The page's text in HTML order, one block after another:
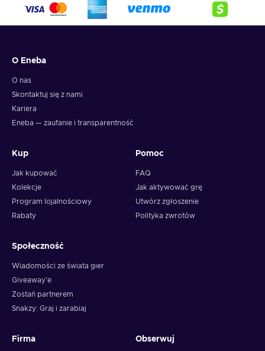
O Eneba
O nas
Skontaktuj się z nami
Kariera
Eneba — zaufanie i transparentność
Kup
Jak kupować
Kolekcje
Program lojalnościowy
Rabaty
Pomoc
FAQ
Jak aktywować grę
Utwórz zgłoszenie
Polityka zwrotów
Społeczność
Wiadomości ze świata gier
Giveaway'e
Zostań partnerem
Snakzy: Graj i zarabiaj
Firma Obserwuj